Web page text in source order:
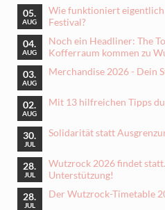
05.
AUG
Wie funktioniert
Festival?
04.
AUG
Noch ein Headliner: The
Kofferraum kommen zu
03.
AUG
Merchandise 2026 - Dein
02.
AUG
Mit 13 hilfreichen Tipps
30.
JUL
Solidarität statt
28.
JUL
Wutzrock 2026 findet
Unterstützung!
28.
JUL
Der Wutzrock-Timetable